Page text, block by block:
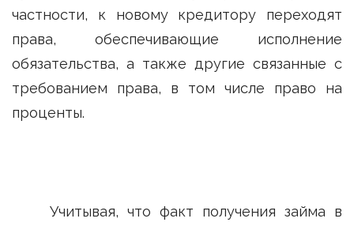
частности, к новому кредитору переходят
права, обеспечивающие исполнение
обязательства, а также другие связанные с
требованием права, в том числе право на
проценты.
Учитывая, что факт получения займа в